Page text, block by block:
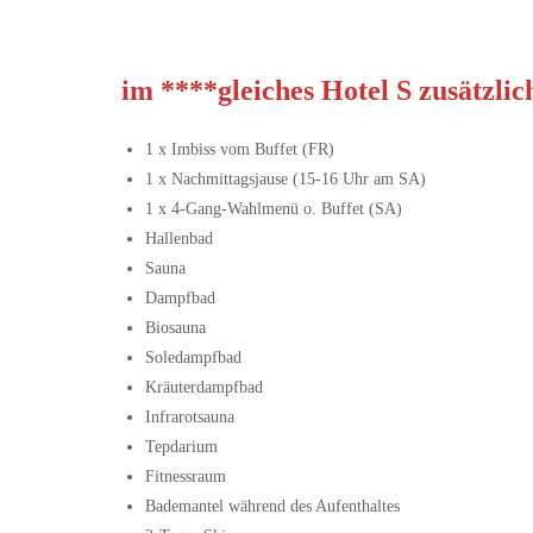
im ****gleiches Hotel S
1 x Imbiss vom Buffet (FR)
1 x Nachmittagsjause (15-16 Uhr am SA)
1 x 4-Gang-Wahlmenü o. Buffet (SA)
Hallenbad
Sauna
Dampfbad
Biosauna
Soledampfbad
Kräuterdampfbad
Infrarotsauna
Tepdarium
Fitnessraum
Bademantel während des Aufenthaltes